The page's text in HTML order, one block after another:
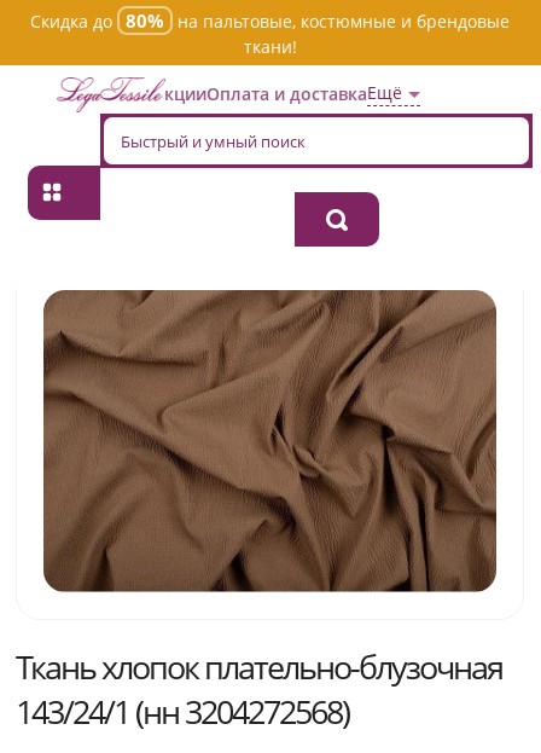
Скидка до 80%
на пальтовые, костюмные и брендовые
ткани!
АкцииОплата и доставкаЕщё
Главная
Ткань хлопок плательно-
Ткань хлопок плательно-блузочная
143/24/1 (нн 3204272568)